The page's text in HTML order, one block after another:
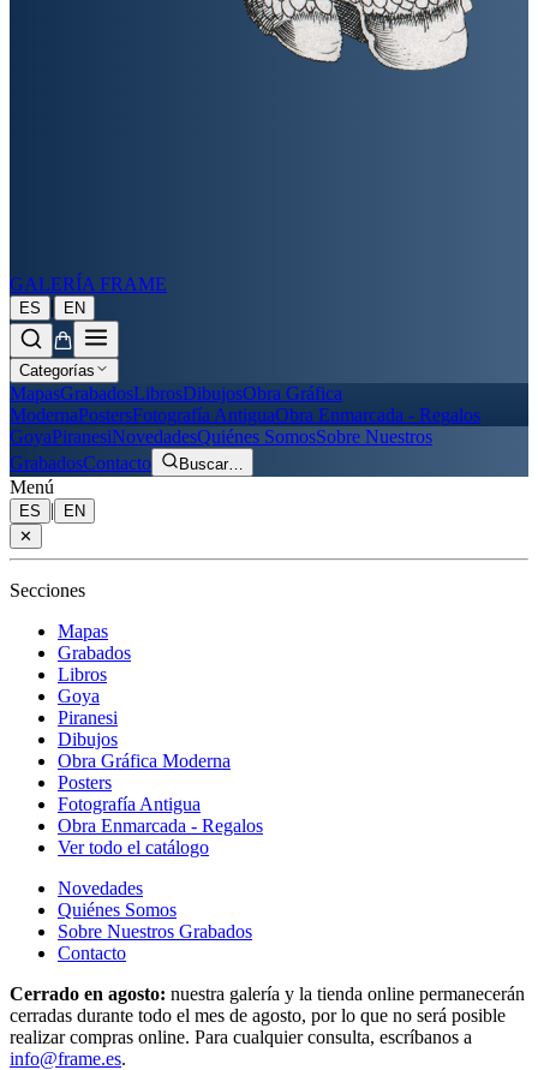
GALERÍA FRAME
ES | EN
Categorías
MapasGrabadosLibrosDibujosObra Gráfica
ModernaPostersFotografía AntiguaObra Enmarcada - Regalos
GoyaPiranesiNovedadesQuiénes SomosSobre Nuestros
GrabadosContacto Buscar…
Menú
ES |
EN
✕
Secciones
Mapas
Grabados
Libros
Goya
Piranesi
Dibujos
Obra Gráfica Moderna
Posters
Fotografía Antigua
Obra Enmarcada - Regalos
Ver todo el catálogo
Novedades
Quiénes Somos
Sobre Nuestros Grabados
Contacto
Cerrado en agosto: nuestra galería y la tienda online permanecerán
cerradas durante todo el mes de agosto, por lo que no será posible
realizar compras online. Para cualquier consulta, escríbanos a
info@frame.es.